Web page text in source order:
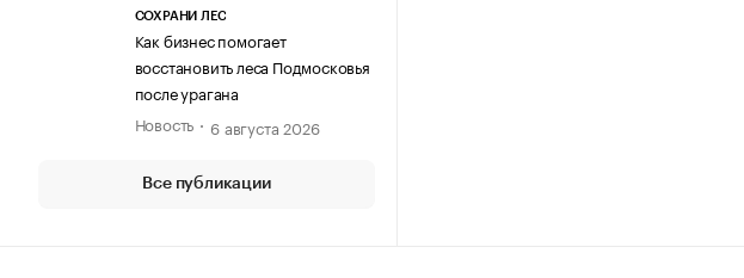
СОХРАНИ ЛЕС
Как бизнес помогает
восстановить леса Подмосковья
после урагана
Новость
6 августа 2026
Все публикации